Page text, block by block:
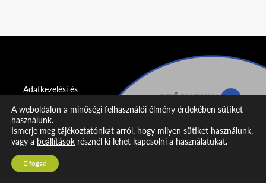
Adatkezelési és
nyilatkozat
Impresszum
Kapcsolat
A weboldalon a minőségi felhasználói élmény érdekében sütiket
használunk.
Ismerje meg tájékoztatónkat arról, hogy milyen sütiket használunk,
vagy a beállítások résznél ki lehet kapcsolni a használatukat.
Elfogad